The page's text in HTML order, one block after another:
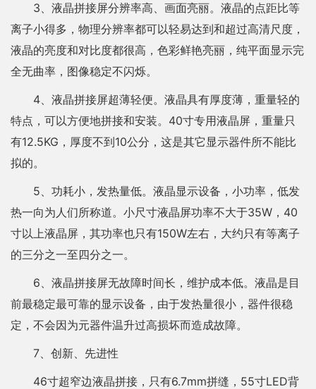
3、液晶拼接屏分辨率高、画面亮丽。液晶的点距比等
离子小得多，物理分辨率都可以轻易达到和超过高清尺度，
液晶的亮度和对比度都很高，色彩鲜艳亮丽，纯平面显示完
全无曲率，图像稳定不闪烁。
4、液晶拼接屏超薄轻便。液晶具有厚度薄，重量轻的
特点，可以方便地拼接和安装。40寸专用液晶屏，重量只
有12.5KG，厚度不到10公分，这是其它显示器件所不能比
拟的。
5、功耗小，发热量低。液晶显示设备，小功率，低发
热一向为人们所称道。小尺寸液晶屏功率不大于35W，40
寸以上液晶屏，其功率也只有150W左右，大约只有等离子
的三分之一至四分之一。
6、液晶拼接屏无故障时间长，维护成本低。液晶是目
前最稳定最可靠的显示设备，由于发热量很小，器件很稳
定，不会因为元器件温升过高损坏而造成故障。
7、创新、先进性
46寸超窄边液晶拼接，只有6.7mm拼缝，55寸LED背